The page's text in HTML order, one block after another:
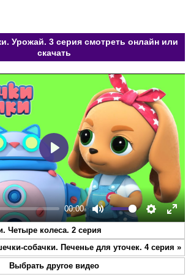
Урожай. 3 серия смотреть онлайн или
скачать
00:00
Mute Settings
Play
Четыре колеса. 2 серия
собачки. Печенье для уточек. 4 серия »
Выбрать другое видео